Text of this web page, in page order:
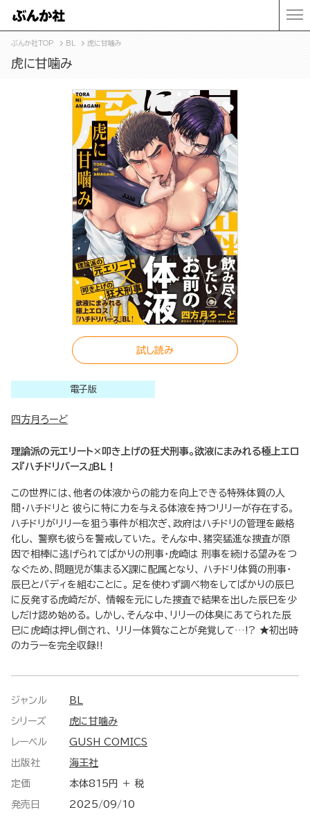
ぶんか社TOP BL 虎に甘噛み
虎に甘噛み
試し読み
電子版
四方月ろーど
理論派の元エリート×叩き上げの狂犬刑事。欲液にまみれる極上エロ
ス『ハチドリバース』BL！
この世界には、他者の体液からの能力を向上できる特殊体質の人
間・ハチドリと 彼らに特に力を与える体液を持つリリーが存在する。
ハチドリがリリーを狙う事件が相次ぎ、政府はハチドリの管理を厳格
化し、 警察も彼らを警戒していた。 そんな中、猪突猛進な捜査が原
因で相棒に逃げられてばかりの刑事・虎崎は 刑事を続ける望みをつ
なぐため、問題児が集まるX課に配属となり、 ハチドリ体質の刑事・
辰巳とバディを組むことに。 足を使わず調べ物をしてばかりの辰巳
に反発する虎崎だが、 情報を元にした捜査で結果を出した辰巳を少
しだけ認め始める。 しかし、そんな中、リリーの体臭にあてられた辰
巳に虎崎は押し倒され、 リリー体質なことが発覚して…!? ★初出時
のカラーを完全収録!!
ジャンル BL
シリーズ 虎に甘噛み
レーベル GUSH COMICS
出版社 海王社
定価 本体815円 ＋ 税
発売日 2025/09/10